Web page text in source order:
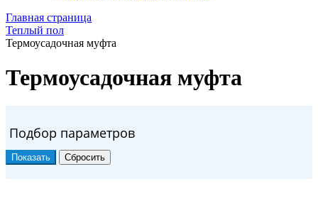
Главная страница
Теплый пол
Термоусадочная муфта
Термоусадочная муфта
Подбор параметров